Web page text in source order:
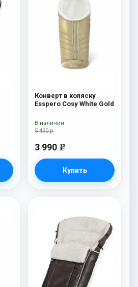
Конверт в коляску
Esspero Cosy White Gold
5 490 р
3 990 e
Купить
В наличии